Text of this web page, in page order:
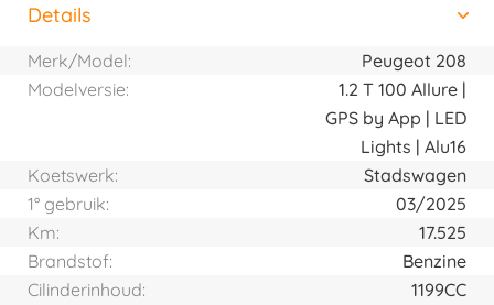
Horizontal tab group
Details
Merk/Model:
Peugeot 208
Modelversie:
1.2 T 100 Allure |
GPS by App | LED
Lights | Alu16
Koetswerk:
Stadswagen
1° gebruik:
03/2025
Km:
17.525
Brandstof:
Benzine
Cilinderinhoud:
1199CC